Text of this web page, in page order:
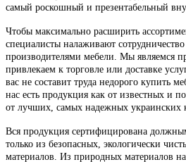
самый роскошный и презентабельный
Чтобы максимально расширить
специалисты налаживают
производителями мебели. Мы являемся
привлекаем к торговле или доставке
вас не составит труда недорого купить
нас есть продукция как от известных и
от лучших, самых надежных украинских
Вся продукция сертифицирована
только из безопасных, экологически
материалов. Из природных материалов